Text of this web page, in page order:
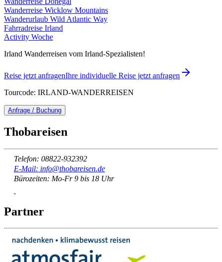
Wanderreise Wicklow Mountains
Wanderurlaub Wild Atlantic Way
Fahrradreise Irland
Activity Woche
Irland Wanderreisen vom Irland-Spezialisten!
Reise jetzt anfragenIhre individuelle Reise jetzt anfragen
Tourcode: IRLAND-WANDERREISEN
Anfrage / Buchung
Thobareisen
Telefon: 08822-932392
E-Mail: info@thobareisen.de
Bürozeiten: Mo-Fr 9 bis 18 Uhr
Partner